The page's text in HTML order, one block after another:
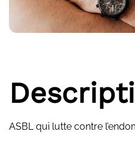
ASBL qui lutte contre